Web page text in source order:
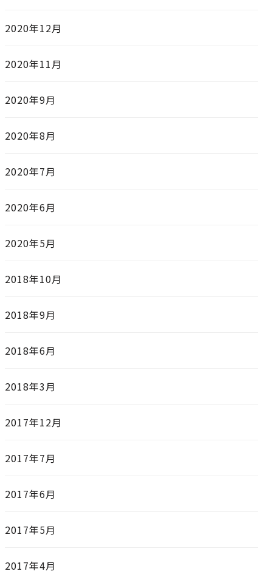
2020年12月
2020年11月
2020年9月
2020年8月
2020年7月
2020年6月
2020年5月
2018年10月
2018年9月
2018年6月
2018年3月
2017年12月
2017年7月
2017年6月
2017年5月
2017年4月